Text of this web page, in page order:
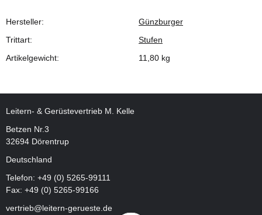
Hersteller:
Günzburger
Trittart:
Stufen
Artikelgewicht:
11,80 kg
Leitern- & Gerüstevertrieb M. Kelle
Betzen Nr.3
32694 Dörentrup
Deutschland
Telefon: +49 (0) 5265-99111
Fax: +49 (0) 5265-99166
vertrieb@leitern-gerueste.de